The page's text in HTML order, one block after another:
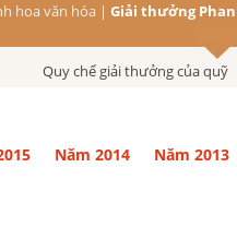
hoa văn hóa | Giải thưởng
Quy chế giải thưởng của quỹ
Năm 2014 Năm 2013